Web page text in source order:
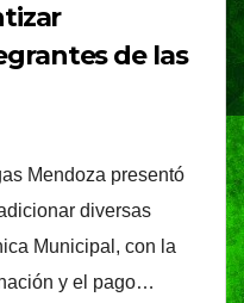
de las
Mendoza presentó
diversas
Municipal, con la
y el pago…